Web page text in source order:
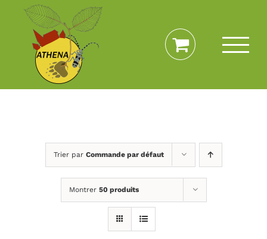
Passer
contenu
Trier par Commande par défaut
Montrer 50 produits